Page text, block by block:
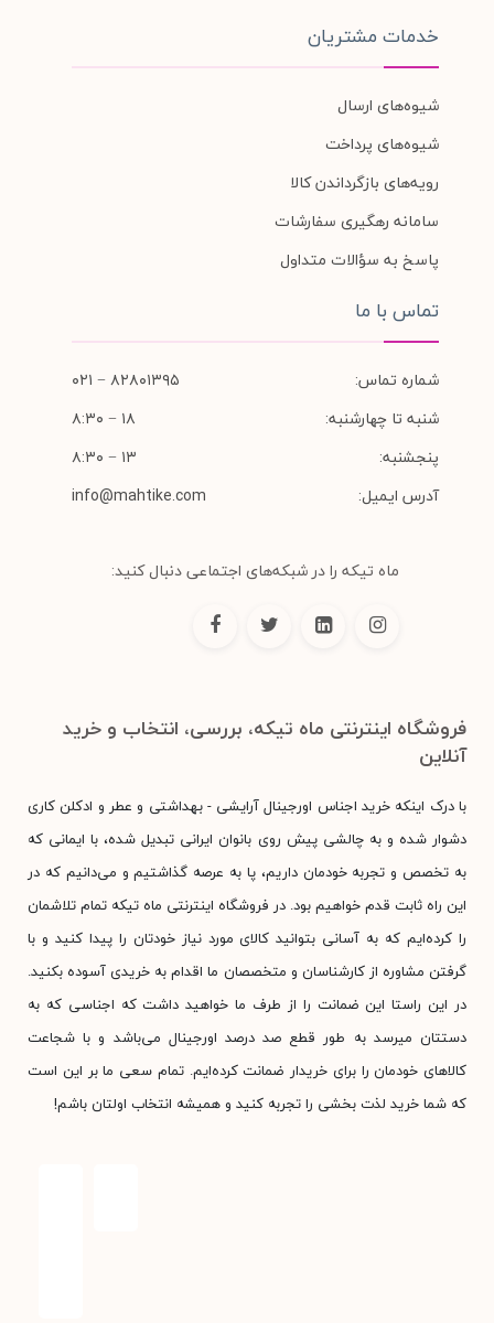
خدمات مشتریان
شیوه‌های ارسال
شیوه‌های پرداخت
رویه‌های بازگرداندن کالا
سامانه رهگیری سفارشات
پاسخ به سؤالات متداول
تماس با ما
شماره تماس:
۸۲۸۰۱۳۹۵ − ۰۲۱
شنبه تا چهارشنبه:
۱۸ − ۸:۳۰
پنجشنبه:
۱۳ − ۸:۳۰
آدرس ایمیل:
info@mahtike.com
ماه تیکه را در شبکه‌های اجتماعی دنبال کنید:
فروشگاه اینترنتی ماه تیکه، بررسی، انتخاب و خرید
آنلاین
با درک اینکه خرید اجناس اورجینال آرایشی - بهداشتی و عطر و ادکلن کاری
دشوار شده و به چالشی پیش روی بانوان ایرانی تبدیل شده، با ایمانی که
به تخصص و تجربه خودمان داریم، پا به عرصه گذاشتیم و می‌دانیم که در
این راه ثابت قدم خواهیم بود. در فروشگاه اینترنتی ماه تیکه تمام تلاشمان
را کرده‌ایم که به آسانی بتوانید کالای مورد نیاز خودتان را پیدا کنید و با
گرفتن مشاوره از کارشناسان و متخصصان ما اقدام به خریدی آسوده بکنید.
در این راستا این ضمانت را از طرف ما خواهید داشت که اجناسی که به
دستتان میرسد به طور قطع صد درصد اورجینال می‌باشد و با شجاعت
کالاهای خودمان را برای خریدار ضمانت کرده‌ایم. تمام سعی ما بر این است
که شما خرید لذت بخشی را تجربه کنید و همیشه انتخاب اولتان باشم!